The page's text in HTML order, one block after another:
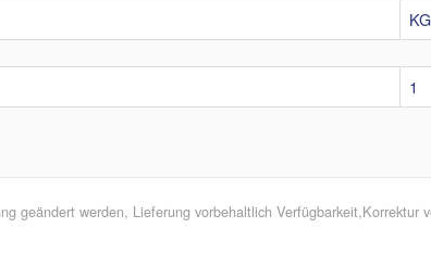
KG
1
geändert werden, Lieferung vorbehaltlich Verfügbarkeit,Korrektur